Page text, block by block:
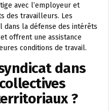
avec l’employeur et
des travailleurs. Les
dans la défense des intérêts
offrent une assistance
conditions de travail.
dans
?